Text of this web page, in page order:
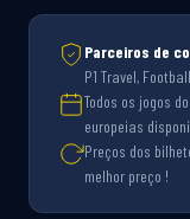
Parceiros de
P1 Travel,
Todos os jogos
europeias
Preços dos
melhor preço !